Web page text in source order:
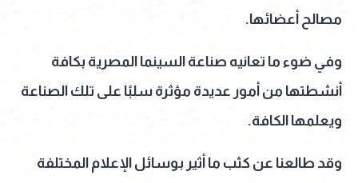
مصالح أعضائها.
وفي ضوء ما تعانيه صناعة السينما المصرية بكافة
أنشطتها من أمور عديدة مؤثرة سلبًا على تلك الصناعة
ويعلمها الكافة.
وقد طالعنا عن كثب ما أثير بوسائل الإعلام المختلفة